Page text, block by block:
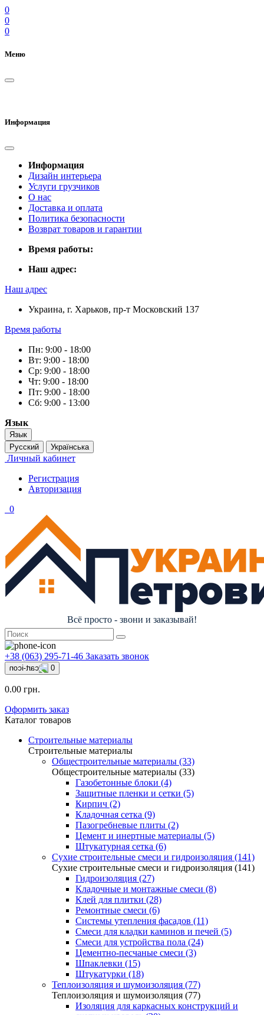
0
0
0
Меню
Информация
Информация
Дизайн интерьера
Услуги грузчиков
О нас
Доставка и оплата
Политика безопасности
Возврат товаров и гарантии
Время работы:
Наш адрес:
Наш адрес
Украина, г. Харьков, пр-т Московский 137
Время работы
Пн: 9:00 - 18:00
Вт: 9:00 - 18:00
Ср: 9:00 - 18:00
Чт: 9:00 - 18:00
Пт: 9:00 - 18:00
Сб: 9:00 - 13:00
Язык
Язык
Русский
Українська
Личный кабинет
Регистрация
Авторизация
0
Всё просто - звони и заказывай!
+38 (063) 295-71-46 Заказать звонок
0
0.00 грн.
Оформить заказ
Каталог товаров
Строительные материалы
Строительные материалы
Общестроительные материалы (33)
Общестроительные материалы (33)
Газобетонные блоки (4)
Защитные пленки и сетки (5)
Кирпич (2)
Кладочная сетка (9)
Пазогребневые плиты (2)
Цемент и инертные материалы (5)
Штукатурная сетка (6)
Сухие строительные смеси и гидроизоляция (141)
Сухие строительные смеси и гидроизоляция (141)
Гидроизоляция (27)
Кладочные и монтажные смеси (8)
Клей для плитки (28)
Ремонтные смеси (6)
Системы утепления фасадов (11)
Смеси для кладки каминов и печей (5)
Смеси для устройства пола (24)
Цементно-песчаные смеси (3)
Шпаклевки (15)
Штукатурки (18)
Теплоизоляция и шумоизоляция (77)
Теплоизоляция и шумоизоляция (77)
Изоляция для каркасных конструкций и